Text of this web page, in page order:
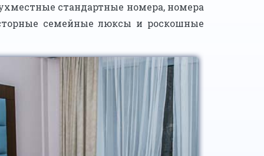
стандартные номера, номера
семейные люксы и роскошные